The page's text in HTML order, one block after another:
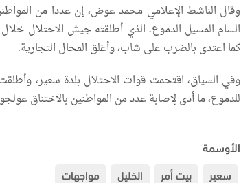
وقال الناشط الإعلامي محمد عوض، إن عددا من
السام المسيل الدموع، الذي أطلقته جيش الاحتلال
كما اعتدى بالضرب على شاب، وأغلق المحال التجارية.
وفي السياق، اقتحمت قوات الاحتلال بلدة سعير،
للدموع، ما أدى لإصابة عدد من المواطنين بالاختناق
الأوسمة
سعير
بيت أمر الخليل مواجهات